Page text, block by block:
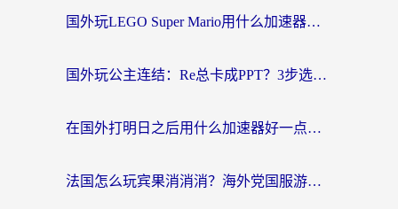
国外玩LEGO Super Mario用什么加速器？2026海外玩家亲测有效指南
国外玩公主连结：Re总卡成PPT？3步选对加速器，畅玩国服无压力
在国外打明日之后用什么加速器好一点？海外玩家亲测有效的国服游戏加速指南
法国怎么玩宾果消消消？海外党国服游戏加速器终极指南（附漫威召唤与合成解决办法）